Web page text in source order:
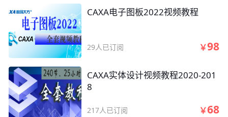
CAXA电子图板2022视频教程
29人已订阅 ￥98
CAXA实体设计视频教程2020-201
8
217人已订阅 ￥68